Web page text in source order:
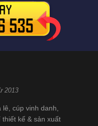
2013
cúp vinh danh,
kế & sản xuất